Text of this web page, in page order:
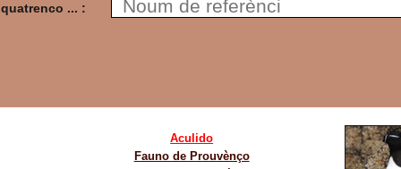
quatrenco ... :
Aculido
Fauno de Prouvènço